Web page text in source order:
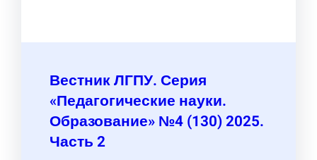
Вестник ЛГПУ. Серия
«Педагогические науки.
Образование» №4 (130) 2025.
Часть 2